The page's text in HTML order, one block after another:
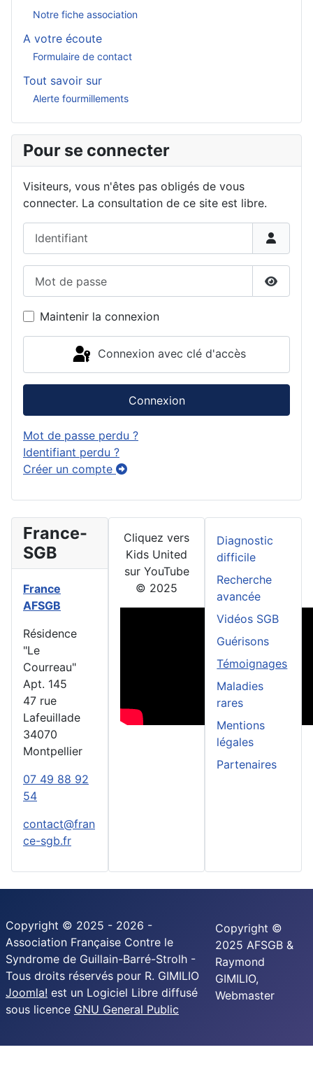
Notre fiche association
A votre écoute
Formulaire de contact
Tout savoir sur
Alerte fourmillements
Pour se connecter
Visiteurs, vous n'êtes pas obligés de vous
connecter. La consultation de ce site est libre.
Maintenir la connexion
Connexion avec clé d'accès
Connexion
Mot de passe perdu ?
Identifiant perdu ?
Créer un compte
France-
SGB
France
AFSGB
Résidence
"Le
Courreau"
Apt. 145
47 rue
Lafeuillade
34070
Montpellier
07 49 88 92
54
contact@fran
ce-sgb.fr
Cliquez vers
Kids United
sur YouTube
© 2025
Diagnostic
difficile
Recherche
avancée
Vidéos SGB
Guérisons
Témoignages
Maladies
rares
Mentions
légales
Partenaires
Copyright © 2025 - 2026 -
Association Française Contre le
Syndrome de Guillain-Barré-Strolh -
Tous droits réservés pour R. GIMILIO
Joomla! est un Logiciel Libre diffusé
sous licence GNU General Public
Copyright ©
2025 AFSGB &
Raymond
GIMILIO,
Webmaster